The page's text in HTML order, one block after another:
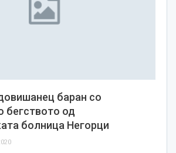
баран со
бегството од
болница Негорци